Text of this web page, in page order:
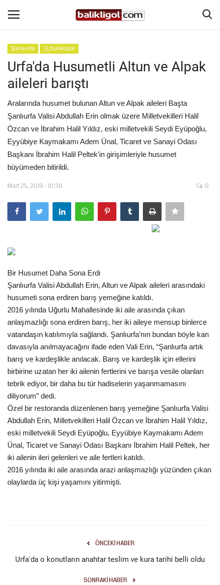
Giriş Yap
Anasayfa
Köşe Yazıları
Magazin
Şanlıurfa
Eğitim
Spor
Ekonomi
Siyaset
Galeriler
Yaşam
Künye
Sağlık
İletişim
Kültür Sanat
Şanlıurfa Balıklıgöl
Urfa'da Husumetli Altun ve Alpak
aileleri barıştı
Aralarında husumet bulunan Altun ve Alpak aileleri Başta
Şanlıurfa Valisi Abdullah Erin olmak üzere Milletvekilleri Halil
Özcan ve İbrahim Halil Yıldız, eski milletvekili Seydi Eyüpoğlu,
Eyyübiye Kaymakamı Adem Ünal, Ticaret ve Sanayi Odası
Başkanı İbrahim Halil Peltek'in girişimleriyle husumet
büyümeden bitirildi.
Mart 25, 2019 - 10:39 0
Bir Husumet Daha Sona Erdi
Şanlıurfa Valisi Abdullah Erin, Altun ve Alpak aileleri arasındaki
husumeti sona erdiren barış yemeğine katıldı.
2016 yılında Uğurlu Mahallesinde iki aile arasında çıkan
anlaşmazlığı sona erdiren barış, her iki aileye mensup binlerce
vatandaşın katılımıyla sağlandı. Şanlıurfa’nın bundan böyle kan
davasıyla anılmayacağını ifade eden Vali Erin, “Şanlıurfa artık
barış ve kardeşlikle anılacak. Barış ve kardeşlik için ellerini
birbirine uzatan her iki ailenin fertlerini ve barışa vesile olanları
tebrik ediyor, bir daha bu tür hadiselerin yaşanmamasını
diliyorum” dedi.
Özel bir restoranda düzenlenen barış yemeğine Şanlıurfa Valisi
Abdullah Erin, Milletvekilleri Halil Özcan ve İbrahim Halil Yıldız,
eski milletvekili Seydi Eyüpoğlu, Eyyübiye Kaymakamı Adem
Ünal, Ticaret ve Sanayi Odası Başkanı İbrahim Halil Peltek, her
iki ailenin ileri gelenleri ve aile fertleri katıldı.
2016 yılında iki aile arasında arazi anlaşmazlığı yüzünden çıkan
olaylarda üç kişi yaşamını yitirmişti.
ÖNCEKI HABER
Urfa'da o konutların anahtar teslim ve kura tarihi belli oldu
SONRAKI HABER